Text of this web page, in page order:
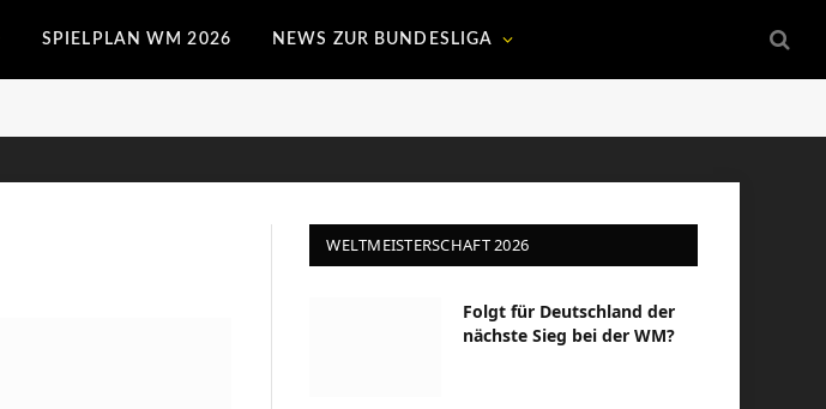
SPIELPLAN WM 2026 NEWS ZUR BUNDESLIGA
WELTMEISTERSCHAFT 2026
Folgt für Deutschland der
nächste Sieg bei der WM?